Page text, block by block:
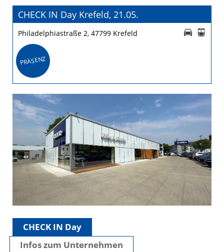
CHECK IN Day Krefeld, 21.05.
Philadelphiastraße 2, 47799 Krefeld
PRÄSENZ
CHECK IN Day
Infos zum Unternehmen